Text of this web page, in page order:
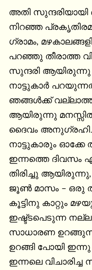
അതി സുന്ദരിയായി
നിറഞ്ഞ
ഗ്രാമം,
പറഞ്ഞു തീരാത്ത
സുന്ദരി ആയിരുന്നു
നാട്ടുകാർ
ഞങ്ങൾക്ക്
ആയിരുന്നു
ദൈവം
നാട്ടുകാരും ഓക്കേ
ഇന്നത്തെ ദിവസം
തിരിച്ചു ആയിരുന്നു,
ജൂൺ മാസം – ഒരു
കൂട്ടിനു കാറ്റും
ഇഷ്ട്ടപെടുന്ന
സാധാരണ
ഉറങ്ങി പോയി
ഇന്നലെ